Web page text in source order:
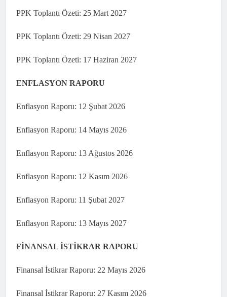
PPK Toplantı Özeti: 25 Mart 2027
PPK Toplantı Özeti: 29 Nisan 2027
PPK Toplantı Özeti: 17 Haziran 2027
ENFLASYON RAPORU
Enflasyon Raporu: 12 Şubat 2026
Enflasyon Raporu: 14 Mayıs 2026
Enflasyon Raporu: 13 Ağustos 2026
Enflasyon Raporu: 12 Kasım 2026
Enflasyon Raporu: 11 Şubat 2027
Enflasyon Raporu: 13 Mayıs 2027
FİNANSAL İSTİKRAR RAPORU
Finansal İstikrar Raporu: 22 Mayıs 2026
Finansal İstikrar Raporu: 27 Kasım 2026